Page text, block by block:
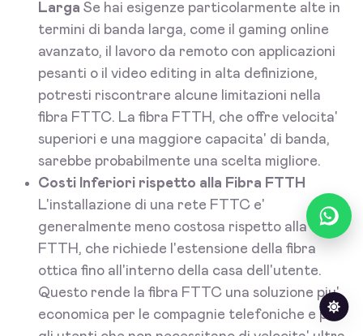
Larga Se hai esigenze particolarmente alte in
termini di banda larga, come il gaming online
avanzato, il lavoro da remoto con applicazioni
pesanti o il video editing in alta definizione,
potresti riscontrare alcune limitazioni nella
fibra FTTC. La fibra FTTH, che offre velocita'
superiori e una maggiore capacita' di banda,
sarebbe probabilmente una scelta migliore.
Costi Inferiori rispetto alla Fibra FTTH
L'installazione di una rete FTTC e'
generalmente meno costosa rispetto alla fibra
FTTH, che richiede l'estensione della fibra
ottica fino all'interno della casa dell'utente.
Questo rende la fibra FTTC una soluzione piu'
economica per le compagnie telefoniche e per